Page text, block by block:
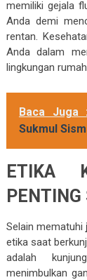
memiliki gejala
Anda demi
rentan.
Anda dalam
lingkungan
Baca Juga :
Sukmul
ETIKA
PENTING
Selain mematuhi
etika saat
adalah
menimbulkan